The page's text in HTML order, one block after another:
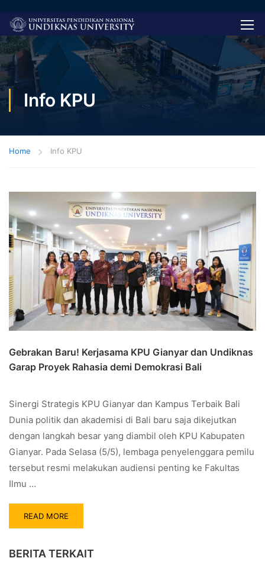
Info KPU
Home Info KPU
Gebrakan Baru! Kerjasama KPU Gianyar dan Undiknas
Garap Proyek Rahasia demi Demokrasi Bali
Sinergi Strategis KPU Gianyar dan Kampus Terbaik Bali
Dunia politik dan akademisi di Bali baru saja dikejutkan
dengan langkah besar yang diambil oleh KPU Kabupaten
Gianyar. Pada Selasa (5/5), lembaga penyelenggara pemilu
tersebut resmi melakukan audiensi penting ke Fakultas
Ilmu …
READ MORE
BERITA TERKAIT